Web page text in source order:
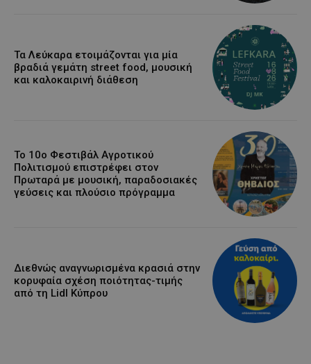
Τα Λεύκαρα ετοιμάζονται για μία
βραδιά γεμάτη street food, μουσική
και καλοκαιρινή διάθεση
Το 10ο Φεστιβάλ Αγροτικού
Πολιτισμού επιστρέφει στον
Πρωταρά με μουσική, παραδοσιακές
γεύσεις και πλούσιο πρόγραμμα
Διεθνώς αναγνωρισμένα κρασιά στην
κορυφαία σχέση ποιότητας-τιμής
από τη Lidl Κύπρου